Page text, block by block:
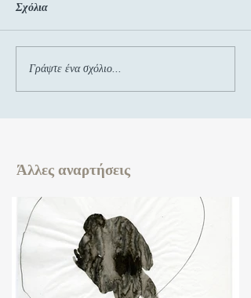
Σχόλια
Γράψτε ένα σχόλιο...
Άλλες αναρτήσεις